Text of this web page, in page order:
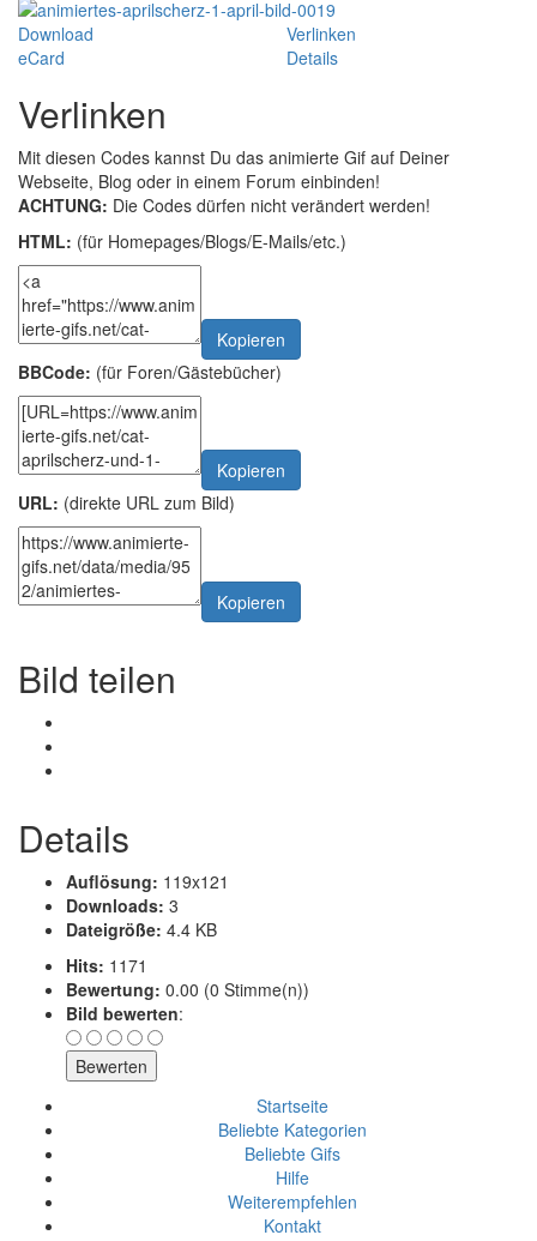
Download
Verlinken
eCard
Details
Verlinken
Mit diesen Codes kannst Du das animierte Gif auf Deiner
Webseite, Blog oder in einem Forum einbinden!
ACHTUNG: Die Codes dürfen nicht verändert werden!
HTML: (für Homepages/Blogs/E-Mails/etc.)
Kopieren
BBCode: (für Foren/Gästebücher)
Kopieren
URL: (direkte URL zum Bild)
Kopieren
Bild teilen
Details
Auflösung: 119x121
Downloads: 3
Dateigröße: 4.4 KB
Hits: 1171
Bewertung: 0.00 (0 Stimme(n))
Bild bewerten:
Startseite
Beliebte Kategorien
Beliebte Gifs
Hilfe
Weiterempfehlen
Kontakt